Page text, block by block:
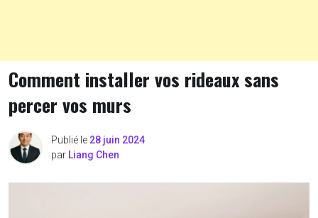
Comment installer vos rideaux sans
percer vos murs
Publié le 28 juin 2024
par Liang Chen